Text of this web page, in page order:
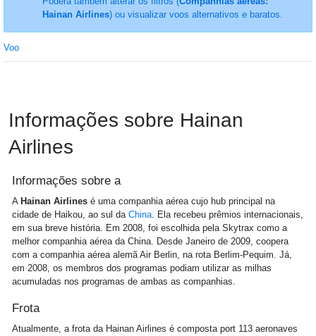
Hainan Airlines) ou visualizar voos alternativos e baratos.
Voo
Informações sobre Hainan
Airlines
Informações sobre a
A Hainan Airlines é uma companhia aérea cujo hub principal na
cidade de Haikou, ao sul da China. Ela recebeu prêmios internacionais,
em sua breve história. Em 2008, foi escolhida pela Skytrax como a
melhor companhia aérea da China. Desde Janeiro de 2009, coopera
com a companhia aérea alemã Air Berlin, na rota Berlim-Pequim. Já,
em 2008, os membros dos programas podiam utilizar as milhas
acumuladas nos programas de ambas as companhias.
Frota
Atualmente, a frota da Hainan Airlines é composta port 113 aeronaves